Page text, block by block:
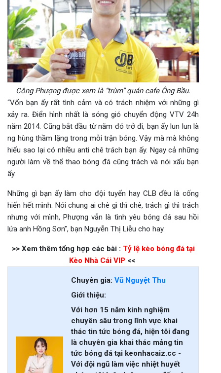
Công Phượng được xem là “trùm” quán cafe Ông Bầu.
“Vốn bạn ấy rất tình cảm và có trách nhiệm với những gì
xảy ra. Điển hình nhất là sóng gió chuyển động VTV 24h
năm 2014. Cũng bắt đầu từ năm đó trở đi, bạn ấy lun lun là
ng hùng thầm lặng trong mỗi trận bóng. Vậy mà mà không
hiểu sao lại có nhiều anti chê trách bạn ấy. Ngay cả những
người làm về thể thao bóng đá cũng trách và nói xấu bạn
ấy.
Những gì bạn ấy làm cho đội tuyển hay CLB đều là cống
hiến hết mình. Nói chung ai chê gì thì chê, trách gì thì trách
nhưng với mình, Phượng vẫn là tình yêu bóng đá sau hồi
lứa anh Hồng Sơn”, bạn Nguyễn Thị Liễu cho hay.
>> Xem thêm tổng hợp các bài : Tỷ lệ kèo bóng đá tại
Kèo Nhà Cái VIP <<
Chuyên gia: Vũ Nguyệt Thu
Giới thiệu:
Với hơn 15 năm kinh nghiệm
chuyên sâu trong lĩnh vực khai
thác tin tức bóng đá, hiện tôi đang
là chuyên gia khai thác mảng tin
tức bóng đá tại keonhacaiz.cc -
Với đội ngũ làm việc nhiệt huyết